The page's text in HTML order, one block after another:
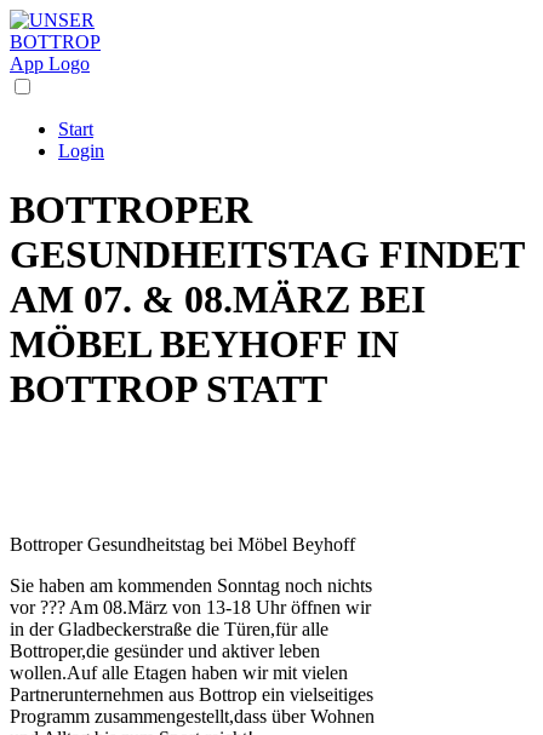
Start
Login
BOTTROPER
GESUNDHEITSTAG FINDET
AM 07. & 08.MÄRZ BEI
MÖBEL BEYHOFF IN
BOTTROP STATT
Bottroper Gesundheitstag bei Möbel Beyhoff
Sie haben am kommenden Sonntag noch nichts
vor ??? Am 08.März von 13-18 Uhr öffnen wir
in der Gladbeckerstraße die Türen,für alle
Bottroper,die gesünder und aktiver leben
wollen.Auf alle Etagen haben wir mit vielen
Partnerunternehmen aus Bottrop ein vielseitiges
Programm zusammengestellt,dass über Wohnen